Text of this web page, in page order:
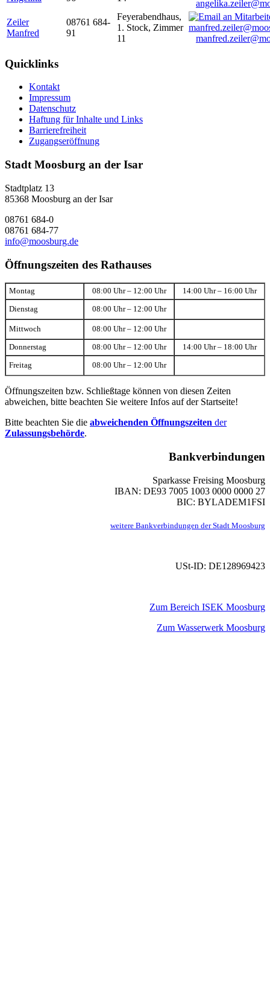
Zeiler
Manfred
08761 684-
91
Feyerabendhaus,
1. Stock, Zimmer
11
Quicklinks
Kontakt
Impressum
Datenschutz
Haftung für Inhalte und Links
Barrierefreiheit
Zugangseröffnung
Stadt Moosburg an der Isar
Stadtplatz 13
85368 Moosburg an der Isar
08761 684-0
08761 684-77
info@moosburg.de
Öffnungszeiten des Rathauses
Montag 08:00 Uhr – 12:00 Uhr 14:00 Uhr – 16:00 Uhr
Dienstag 08:00 Uhr – 12:00 Uhr
Mittwoch 08:00 Uhr – 12:00 Uhr
Donnerstag 08:00 Uhr – 12:00 Uhr 14:00 Uhr – 18:00 Uhr
Freitag 08:00 Uhr – 12:00 Uhr
Öffnungszeiten bzw. Schließtage können von diesen Zeiten
abweichen, bitte beachten Sie weitere Infos auf der Startseite!
Bitte beachten Sie die abweichenden Öffnungszeiten der
Zulassungsbehörde.
Bankverbindungen
Sparkasse Freising Moosburg
IBAN: DE93 7005 1003 0000 0000 27
BIC: BYLADEM1FSI
weitere Bankverbindungen der Stadt Moosburg
USt-ID: DE128969423
Zum Bereich ISEK Moosburg
Zum Wasserwerk Moosburg